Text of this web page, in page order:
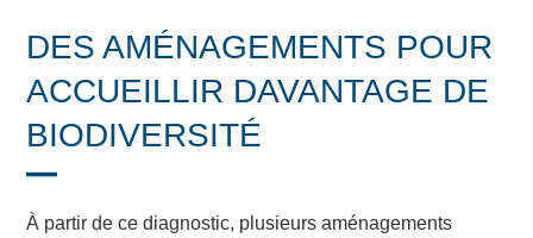
DES AMÉNAGEMENTS POUR
ACCUEILLIR DAVANTAGE DE
BIODIVERSITÉ
À partir de ce diagnostic, plusieurs aménagements